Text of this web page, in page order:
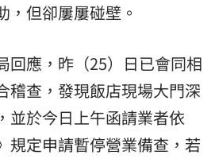
，但卻屢屢碰壁。
回應，昨（25）日已會同相
稽查，發現飯店現場大門深
並於今日上午函請業者依
規定申請暫停營業備查，若